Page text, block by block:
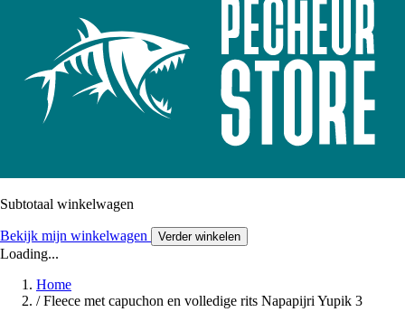
Subtotaal winkelwagen
Bekijk mijn winkelwagen Verder winkelen
Loading...
Home
/ Fleece met capuchon en volledige rits Napapijri Yupik 3